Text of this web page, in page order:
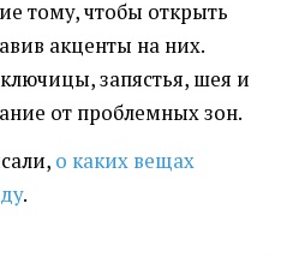
тому, чтобы открыть
акценты на них.
запястья, шея и
от проблемных зон.
о каких вещах
.